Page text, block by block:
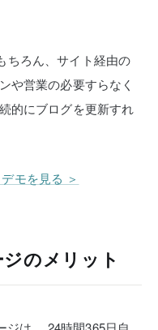
ちろん、サイト経由の
や営業の必要すらなく
的にブログを更新すれ
モを見る ＞
のメリット